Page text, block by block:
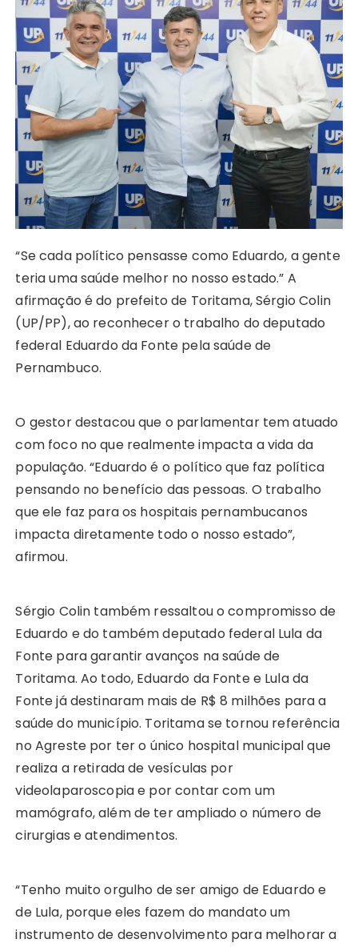
A
p
p
b
o
o
k
e
n
g
er
Li
n
k
st dI
n
r r
a
m
“Se cada político pensasse como Eduardo, a gente
teria uma saúde melhor no nosso estado.” A
afirmação é do prefeito de Toritama, Sérgio Colin
(UP/PP), ao reconhecer o trabalho do deputado
federal Eduardo da Fonte pela saúde de
Pernambuco.
O gestor destacou que o parlamentar tem atuado
com foco no que realmente impacta a vida da
população. “Eduardo é o político que faz política
pensando no benefício das pessoas. O trabalho
que ele faz para os hospitais pernambucanos
impacta diretamente todo o nosso estado”,
afirmou.
Sérgio Colin também ressaltou o compromisso de
Eduardo e do também deputado federal Lula da
Fonte para garantir avanços na saúde de
Toritama. Ao todo, Eduardo da Fonte e Lula da
Fonte já destinaram mais de R$ 8 milhões para a
saúde do município. Toritama se tornou referência
no Agreste por ter o único hospital municipal que
realiza a retirada de vesículas por
videolaparoscopia e por contar com um
mamógrafo, além de ter ampliado o número de
cirurgias e atendimentos.
“Tenho muito orgulho de ser amigo de Eduardo e
de Lula, porque eles fazem do mandato um
instrumento de desenvolvimento para melhorar a